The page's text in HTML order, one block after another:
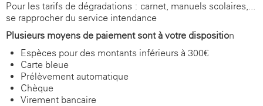
Pour les tarifs de dégradations : carnet, manuels scolaires,...
se rapprocher du service intendance
Plusieurs moyens de paiement sont à votre disposition
Espèces pour des montants inférieurs à 300€
Carte bleue
Prélèvement automatique
Chèque
Virement bancaire